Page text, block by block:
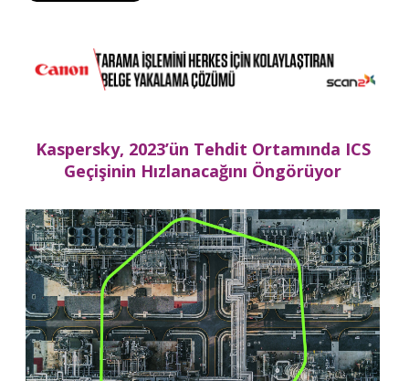
Kaspersky, 2023’ün Tehdit Ortamında ICS
Geçişinin Hızlanacağını Öngörüyor